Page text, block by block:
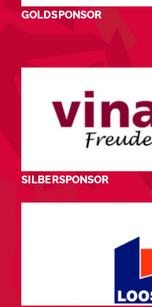
GOLDSPONSOR
SILBERSPONSOR